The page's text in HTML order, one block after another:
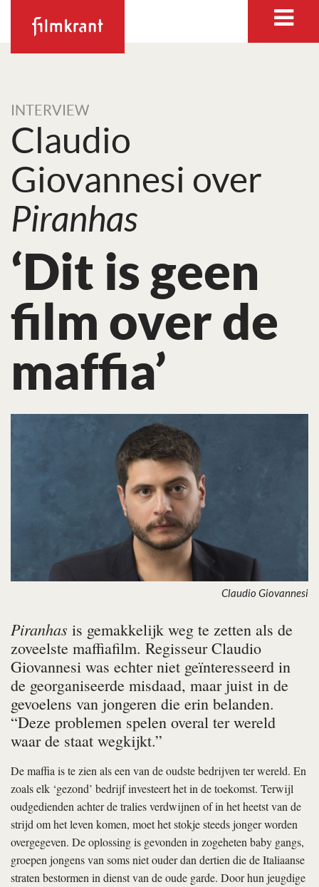
INTERVIEW
Claudio
Giovannesi over
Piranhas
‘Dit is geen
film over de
maffia’
Claudio Giovannesi
Piranhas is gemakkelijk weg te zetten als de
zoveelste maffiafilm. Regisseur Claudio
Giovannesi was echter niet geïnteresseerd in
de georganiseerde misdaad, maar juist in de
gevoelens van jongeren die erin belanden.
“Deze problemen spelen overal ter wereld
waar de staat wegkijkt.”
De maffia is te zien als een van de oudste bedrijven ter wereld. En
zoals elk ‘gezond’ bedrijf investeert het in de toekomst. Terwijl
oudgedienden achter de tralies verdwijnen of in het heetst van de
strijd om het leven komen, moet het stokje steeds jonger worden
overgegeven. De oplossing is gevonden in zogeheten baby gangs,
groepen jongens van soms niet ouder dan dertien die de Italiaanse
straten bestormen in dienst van de oude garde. Door hun jeugdige